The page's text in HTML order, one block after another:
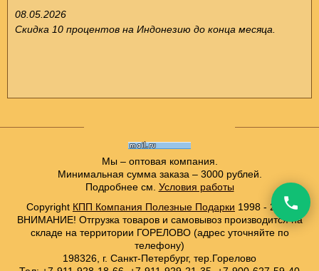
08.05.2026
Скидка 10 процентов на Индонезию до конца месяца.
Мы – оптовая компания.
Минимальная сумма заказа – 3000 рублей.
Подробнее см. Условия работы
Copyright КПП Компания Полезные Подарки 1998 - 2021
ВНИМАНИЕ! Отгрузка товаров и самовывоз производится на
складе на территории ГОРЕЛОВО (адрес уточняйте по
телефону)
198326, г. Санкт-Петербург, тер.Горелово